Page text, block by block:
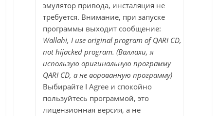
эмулятор привода, инсталяция не
требуется. Внимание, при запуске
программы выходит сообщение:
Wallahi, I use original program of QARI CD,
not hijacked program. (Валлахи, я
использую оригинальную программу
QARI CD, а не ворованную программу)
Выбирайте I Agree и спокойно
пользуйтесь программой, это
лицензионная версия, а не